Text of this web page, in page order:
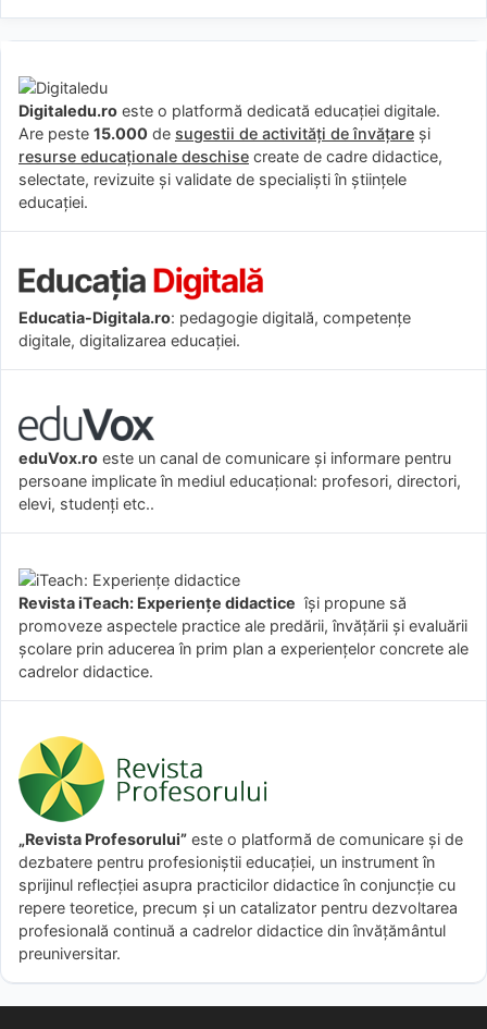
Digitaledu.ro este o platformă dedicată educației digitale.
Are peste 15.000 de sugestii de activități de învățare și
resurse educaționale deschise create de cadre didactice,
selectate, revizuite și validate de specialiști în științele
educației.
Educatia-Digitala.ro: pedagogie digitală, competențe
digitale, digitalizarea educației.
eduVox.ro este un canal de comunicare și informare pentru
persoane implicate în mediul educațional: profesori, directori,
elevi, studenți etc..
Revista iTeach: Experienţe didactice îşi propune să
promoveze aspectele practice ale predării, învăţării şi evaluării
şcolare prin aducerea în prim plan a experienţelor concrete ale
cadrelor didactice.
„Revista Profesorului” este o platformă de comunicare și de
dezbatere pentru profesioniștii educației, un instrument în
sprijinul reflecției asupra practicilor didactice în conjuncție cu
repere teoretice, precum și un catalizator pentru dezvoltarea
profesională continuă a cadrelor didactice din învățământul
preuniversitar.